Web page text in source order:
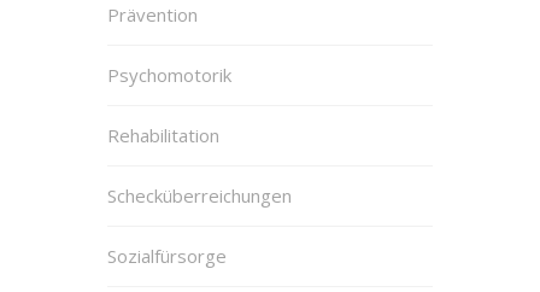
Prävention
Psychomotorik
Rehabilitation
Schecküberreichungen
Sozialfürsorge